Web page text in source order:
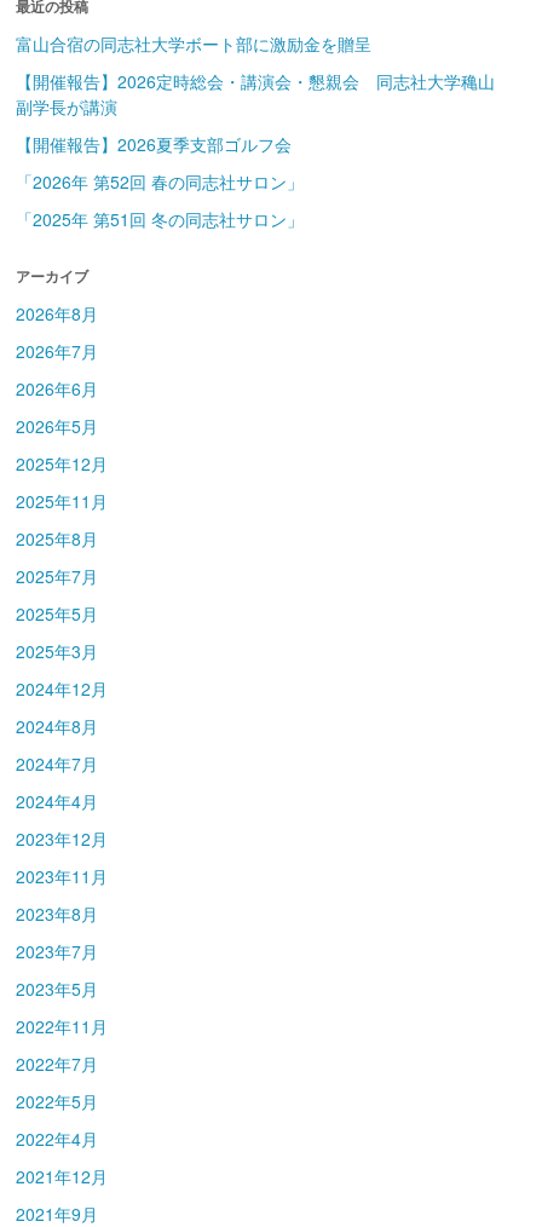
最近の投稿
富山合宿の同志社大学ボート部に激励金を贈呈
【開催報告】2026定時総会・講演会・懇親会 同志社大学穐山
副学長が講演
【開催報告】2026夏季支部ゴルフ会
「2026年 第52回 春の同志社サロン」
「2025年 第51回 冬の同志社サロン」
アーカイブ
2026年8月
2026年7月
2026年6月
2026年5月
2025年12月
2025年11月
2025年8月
2025年7月
2025年5月
2025年3月
2024年12月
2024年8月
2024年7月
2024年4月
2023年12月
2023年11月
2023年8月
2023年7月
2023年5月
2022年11月
2022年7月
2022年5月
2022年4月
2021年12月
2021年9月